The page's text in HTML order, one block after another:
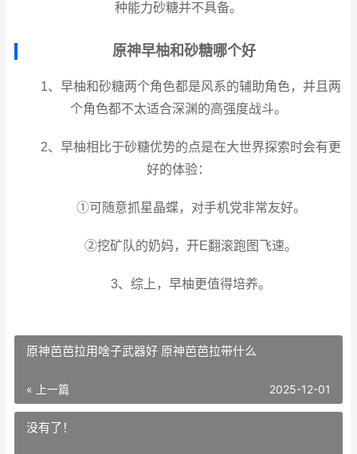
种能力砂糖并不具备。
原神早柚和砂糖哪个好
1、早柚和砂糖两个角色都是风系的辅助角色，并且两
个角色都不太适合深渊的高强度战斗。
2、早柚相比于砂糖优势的点是在大世界探索时会有更
好的体验：
①可随意抓星晶蝶，对手机党非常友好。
②挖矿队的奶妈，开E翻滚跑图飞速。
3、综上，早柚更值得培养。
原神芭芭拉用啥子武器好 原神芭芭拉带什么
« 上一篇 2025-12-01
没有了！